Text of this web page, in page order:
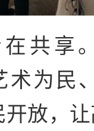
共享
为民
放，